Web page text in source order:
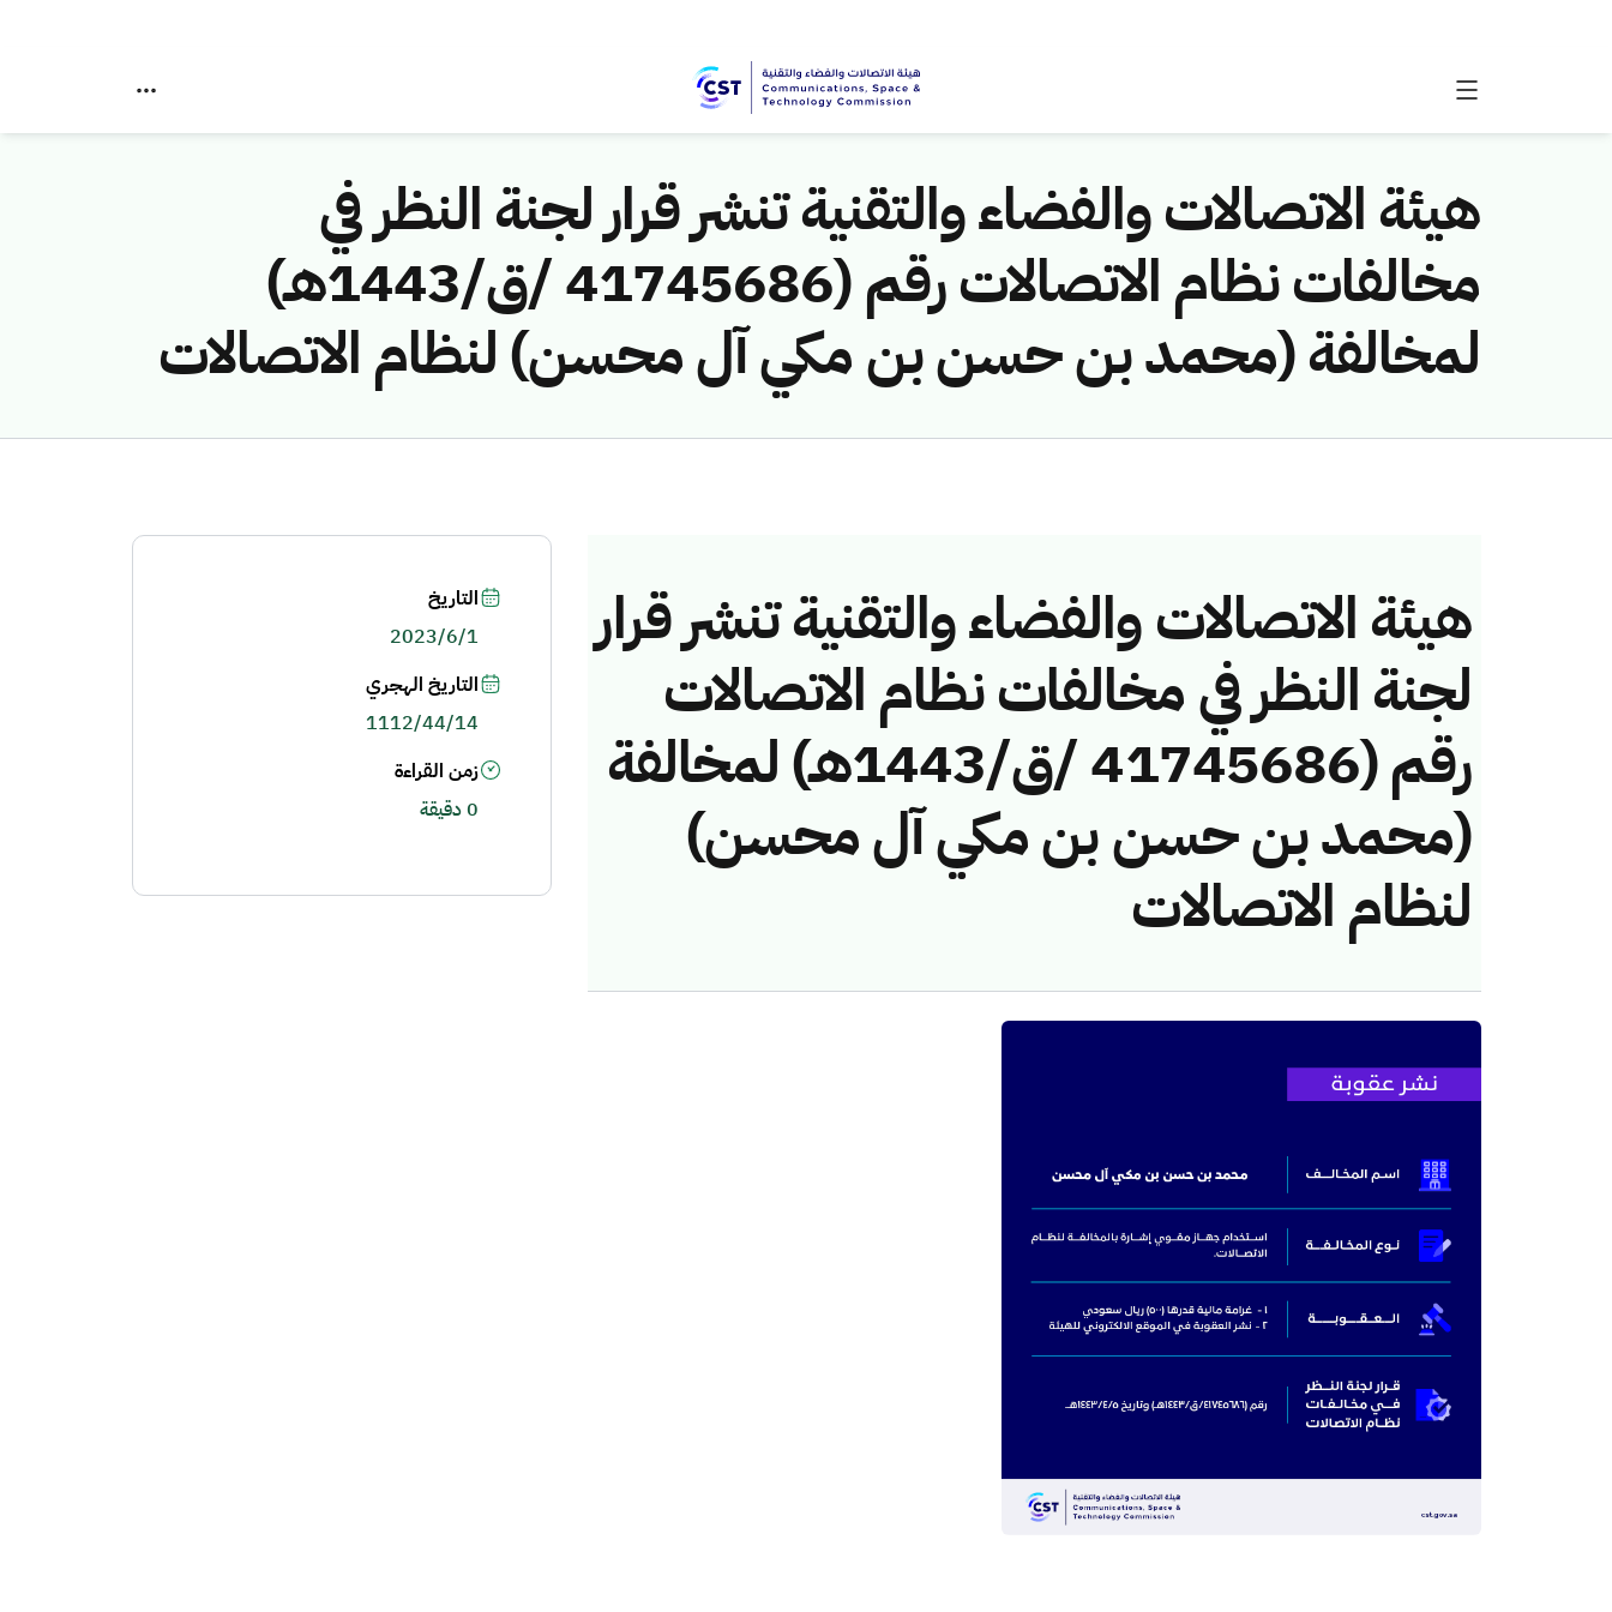
هيئة الاتصالات والفضاء والتقنية تنشر قرار لجنة النظر في
مخالفات نظام الاتصالات رقم (41745686 /ق/1443هـ)
لمخالفة (محمد بن حسن بن مكي آل محسن) لنظام الاتصالات
هيئة الاتصالات والفضاء والتقنية تنشر قرار
لجنة النظر في مخالفات نظام الاتصالات
رقم (41745686 /ق/1443هـ) لمخالفة
(محمد بن حسن بن مكي آل محسن)
لنظام الاتصالات
التاريخ
2023/6/1
التاريخ الهجري
1112/44/14
زمن القراءة
0 دقيقة